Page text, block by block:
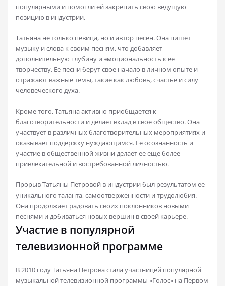
популярными и помогли ей закрепить свою ведущую
позицию в индустрии.
Татьяна не только певица, но и автор песен. Она пишет
музыку и слова к своим песням, что добавляет
дополнительную глубину и эмоциональность к ее
творчеству. Ее песни берут свое начало в личном опыте и
отражают важные темы, такие как любовь, счастье и силу
человеческого духа.
Кроме того, Татьяна активно приобщается к
благотворительности и делает вклад в свое общество. Она
участвует в различных благотворительных мероприятиях и
оказывает поддержку нуждающимся. Ее осознанность и
участие в общественной жизни делает ее еще более
привлекательной и востребованной личностью.
Прорыв Татьяны Петровой в индустрии был результатом ее
уникального таланта, самоотверженности и трудолюбия.
Она продолжает радовать своих поклонников новыми
песнями и добиваться новых вершин в своей карьере.
Участие в популярной
телевизионной программе
В 2010 году Татьяна Петрова стала участницей популярной
музыкальной телевизионной программы «Голос» на Первом